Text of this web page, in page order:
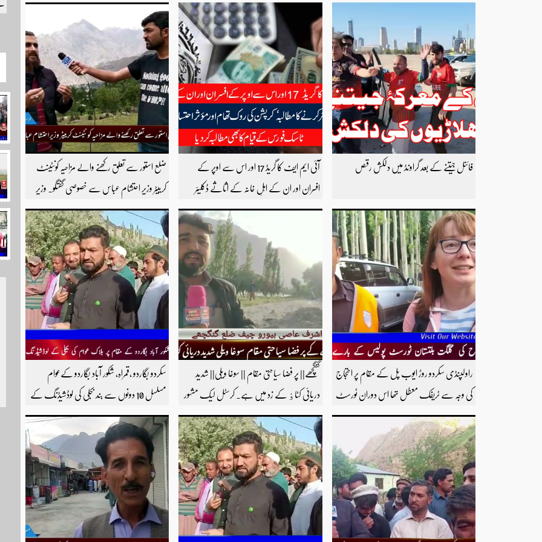
فائنل جیتنے کے بعد گراونڈ میں دلکش رقص
آئی ایم ایف کا گریڈ 17 اور اس سے اوپر کے
افسران اور ان کے اہلِ خانہ کے اثاثے ڈکلیئر
کرنے کا مطالبہ‘ کرپشن کی روک تھام اور مؤثر
احتساب کے لیے ٹاسک فورس کے قیام کا بھی
مطالبہ کردیا
ضلع استور سے تعلق رکھنے والے مزاحیہ کونٹینٹ
کرییٹر وزیر احتشام عباس سے خصوصی گفتگو۔ وزیر
احتشام عباس مزاحیہ شینا ویڈیوز بنانے کی وجہ سے
استور کے اندر کافی مشہور ہیں مزید اچھی اچھی ویڈیوز
دیکھنے کے لئے ہمارے یوٹیوب چینل کو
سبسکرائب کریں
راولپنڈی سکردو روڑ ایوب پل کے مقام پر احتجاج
کی وجہ سے ٹریفک معطل تھا اس دوران ٹورسٹ
پولیس نے دو امریکی سیاحوں کو ریسکیو کرتے ہوئے
کچورا پہنچایا تھا امریکی سیاحوں کی گلگت بلتستان
ٹورسٹ پولیس کے بارے اظہار خیال کرتے
ہوئے مزید اچھی اچھی ویڈیوز دیکھنے کے لئے
ہمارے یوٹیوب چینل کو سبسکرائب کریں
گنگچھے|| پر فضا سیاحتی مقام || سوغا ویلی|| شدید
دریائی کٹاٶ کے زد میں ہے۔ کرسٹل لیک مشہور
فش فارم سوغا بھی اسی گاٶں میں واقع ہے۔
اشرف عاصی بیورو چیف ضلع گنگچھے مزید اپڈیٹس
دیکھنے کے لئے ہمارے یوٹیوب چینل کو
سبسکرائب کریں
سکردو بگاردو ،قمراہ، شکور آباد بگاردو کےعوام
مسلسل 10 دونوں سے بند بجلی کی لوڈشیڈنگ کے
خلاف جے ایس آر روڈ پر احتجاجی مظاہرہ راولپنڈی
سکردو روڑ ہر قسم کی ٹریفک کے لئے بند۔۔ مزید
اپڈیٹس کے لیے ہمارے یوٹیوب چینل کو
سبسکرائب کریں